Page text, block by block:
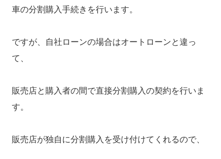
車の分割購入手続きを行います。
ですが、自社ローンの場合はオートローンと違っ
て、
販売店と購入者の間で直接分割購入の契約を行いま
す。
販売店が独自に分割購入を受け付けてくれるので、